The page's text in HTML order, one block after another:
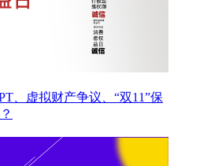
、虚拟财产争议、“双11”保